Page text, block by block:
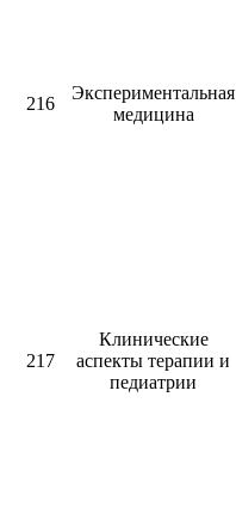
216
Экспериментальная
медицина
217
Клинические
аспекты терапии и
педиатрии